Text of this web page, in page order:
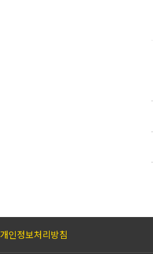
개인정보처리방침